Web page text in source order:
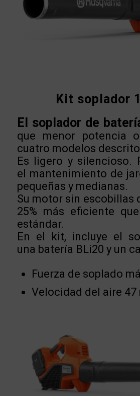
Kit soplador
El soplador de
que menor potencia
cuatro modelos
Es ligero y silencioso.
el mantenimiento de
pequeñas y medianas.
Su motor sin escobillas
25% más eficiente
estándar.
En el kit, incluye el
una batería BLi20 y un
Fuerza de soplado
Velocidad del aire 47